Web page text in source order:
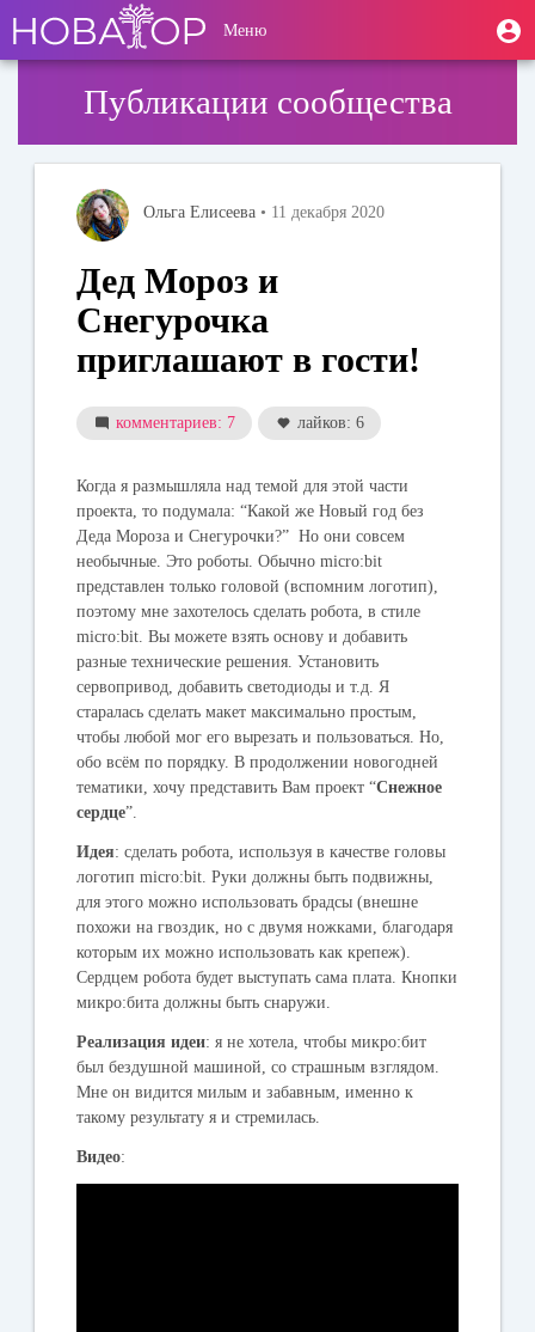
основному
содержанию
User
account
Меню
Публикации сообщества
Ольга Елисеева • 11 декабря 2020
Дед Мороз и
Снегурочка
приглашают в гости!
комментариев: 7 лайков: 6
Когда я размышляла над темой для этой части
проекта, то подумала: “Какой же Новый год без
Деда Мороза и Снегурочки?” Но они совсем
необычные. Это роботы. Обычно micro:bit
представлен только головой (вспомним логотип),
поэтому мне захотелось сделать робота, в стиле
micro:bit. Вы можете взять основу и добавить
разные технические решения. Установить
сервопривод, добавить светодиоды и т.д. Я
старалась сделать макет максимально простым,
чтобы любой мог его вырезать и пользоваться. Но,
обо всём по порядку.В продолжении новогодней
тематики, хочу представить Вам проект “Снежное
сердце”.
Идея: сделать робота, используя в качестве головы
логотип micro:bit. Руки должны быть подвижны,
для этого можно использовать брадсы (внешне
похожи на гвоздик, но с двумя ножками, благодаря
которым их можно использовать как крепеж).
Сердцем робота будет выступать сама плата. Кнопки
микро:бита должны быть снаружи.
Реализация идеи:я не хотела, чтобы микро:бит
был бездушной машиной, со страшным взглядом.
Мне он видится милым и забавным, именно к
такому результату я и стремилась.
Видео: